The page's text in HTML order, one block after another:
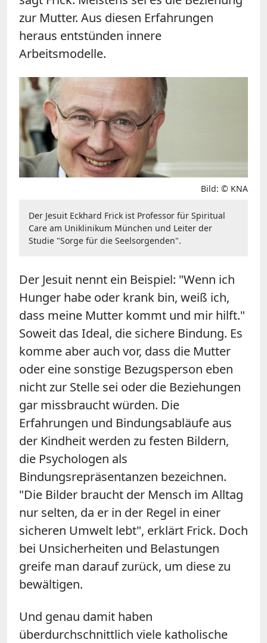
zur Mutter. Aus diesen Erfahrungen
heraus entstünden innere
Arbeitsmodelle.
Bild: © KNA
Der Jesuit Eckhard Frick ist Professor für Spiritual
Care am Uniklinikum München und Leiter der
Studie "Sorge für die Seelsorgenden".
Der Jesuit nennt ein Beispiel: "Wenn ich
Hunger habe oder krank bin, weiß ich,
dass meine Mutter kommt und mir hilft."
Soweit das Ideal, die sichere Bindung. Es
komme aber auch vor, dass die Mutter
oder eine sonstige Bezugsperson eben
nicht zur Stelle sei oder die Beziehungen
gar missbraucht würden. Die
Erfahrungen und Bindungsabläufe aus
der Kindheit werden zu festen Bildern,
die Psychologen als
Bindungsrepräsentanzen bezeichnen.
"Die Bilder braucht der Mensch im Alltag
nur selten, da er in der Regel in einer
sicheren Umwelt lebt", erklärt Frick. Doch
bei Unsicherheiten und Belastungen
greife man darauf zurück, um diese zu
bewältigen.
Und genau damit haben
überdurchschnittlich viele katholische